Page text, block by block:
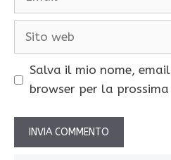
Sito
Salva il mio nome,
browser per la